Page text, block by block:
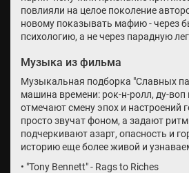
повлияли на целое поколение
новому показывать мафию - через
психологию, а не через парадную
Музыка из фильма
Музыкальная подборка "Славных
машина времени: рок-н-ролл, ду-воп
отмечают смену эпох и настроений
просто звучат фоном, а задают
подчеркивают азарт, опасность и
историю еще более живой и
• "Tony Bennett" - Rags to Riches